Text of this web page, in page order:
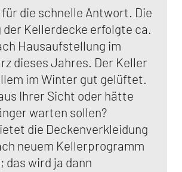
die schnelle Antwort. Die
der Kellerdecke erfolgte ca.
Hausaufstellung im
dieses Jahres. Der Keller
im Winter gut gelüftet.
Ihrer Sicht oder hätte
warten sollen?
die Deckenverkleidung
neuem Kellerprogramm
das wird ja dann